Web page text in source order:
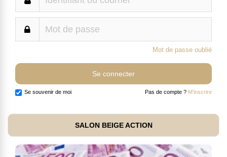
Mot de passe oublié
Se souvenir de moi Pas de compte ? M'inscrire
SALON BEIGE ACTION